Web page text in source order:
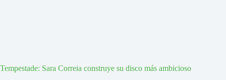
Tempestade: Sara Correia construye su disco más ambicioso